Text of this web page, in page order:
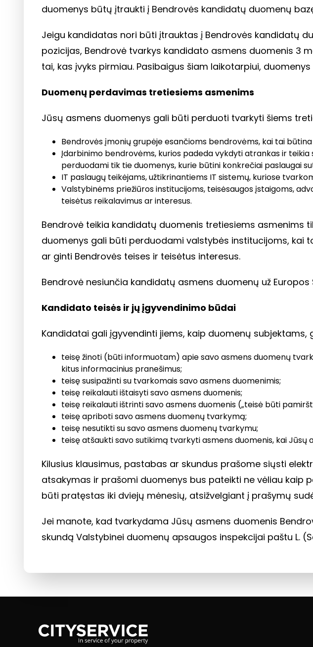
duomenys būtų įtraukti į Bendrovės kandidatų duomenų
Jeigu kandidatas nori būti įtrauktas į Bendrovės kandidatų
pozicijas, Bendrovė tvarkys kandidato asmens duomenis 3
tai, kas įvyks pirmiau. Pasibaigus šiam laikotarpiui,
Duomenų perdavimas tretiesiems asmenims
Jūsų asmens duomenys gali būti perduoti tvarkyti šiems
Bendrovės įmonių grupėje esančioms bendrovėms, kai tai
Įdarbinimo bendrovėms, kurios padeda vykdyti atrankas ir teikia
perduodami tik tie duomenys, kurie būtini konkrečiai paslaugai
IT paslaugų teikėjams, užtikrinantiems IT sistemų, kuriose
Valstybinėms priežiūros institucijoms, teisėsaugos įstaigoms,
teisėtus reikalavimus ar interesus.
Bendrovė teikia kandidatų duomenis tretiesiems
duomenys gali būti perduodami valstybės institucijoms, kai
ar ginti Bendrovės teises ir teisėtus interesus.
Bendrovė nesiunčia kandidatų asmens duomenų už
Kandidato teisės ir jų įgyvendinimo būdai
Kandidatai gali įgyvendinti jiems, kaip duomenų subjektams,
teisę žinoti (būti informuotam) apie savo asmens duomenų
kitus informacinius pranešimus;
teisę susipažinti su tvarkomais savo asmens duomenimis;
teisę reikalauti ištaisyti savo asmens duomenis;
teisę reikalauti ištrinti savo asmens duomenis („teisė būti
teisę apriboti savo asmens duomenų tvarkymą;
teisę nesutikti su savo asmens duomenų tvarkymu;
teisę atšaukti savo sutikimą tvarkyti asmens duomenis, kai
Kilusius klausimus, pastabas ar skundus prašome siųsti
atsakymas ir prašomi duomenys bus pateikti ne vėliau kaip
būti pratęstas iki dviejų mėnesių, atsižvelgiant į prašymų
Jei manote, kad tvarkydama Jūsų asmens duomenis
skundą Valstybinei duomenų apsaugos inspekcijai paštu L.